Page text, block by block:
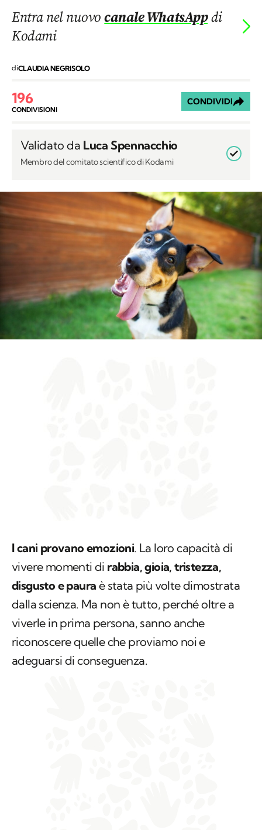
Entra nel nuovocanale WhatsAppdi
Kodami
diCLAUDIA NEGRISOLO
196
CONDIVISIONI
CONDIVIDI
Validato da Luca Spennacchio
Membro del comitato scientifico di Kodami
I cani provano emozioni. La loro capacità di
vivere momenti di rabbia, gioia, tristezza,
disgusto e paura è stata più volte dimostrata
dalla scienza. Ma non è tutto, perché oltre a
viverle in prima persona, sanno anche
riconoscere quelle che proviamo noi e
adeguarsi di conseguenza.